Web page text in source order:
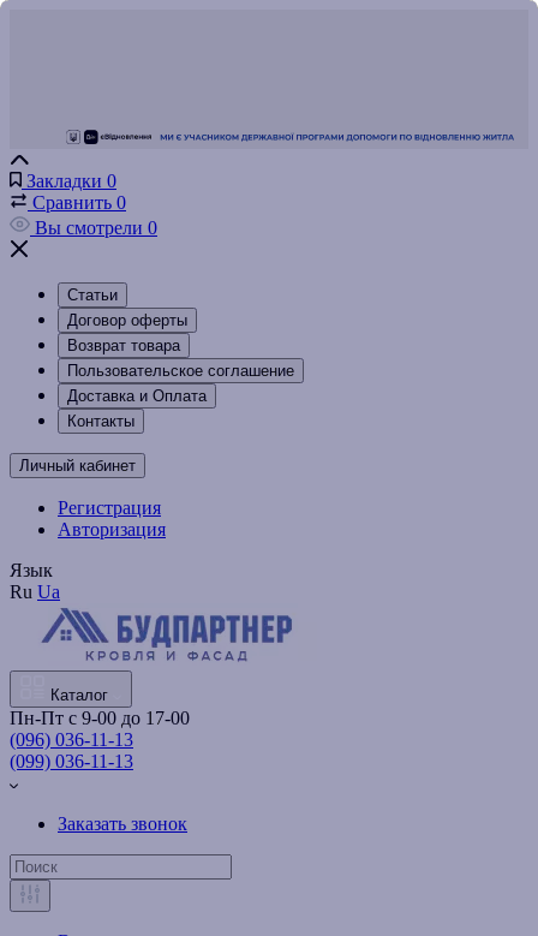
Закладки 0
Сравнить 0
Вы смотрели 0
Статьи
Договор оферты
Возврат товара
Пользовательское соглашение
Доставка и Оплата
Контакты
Личный кабинет
Регистрация
Авторизация
Язык
Ru Ua
Каталог
Пн-Пт с 9-00 до 17-00
(096) 036-11-13
(099) 036-11-13
Заказать звонок